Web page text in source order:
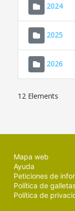
2024
2025
2026
12 Elements
Mapa web
Ayuda
Peticiones de
Política de
Política de